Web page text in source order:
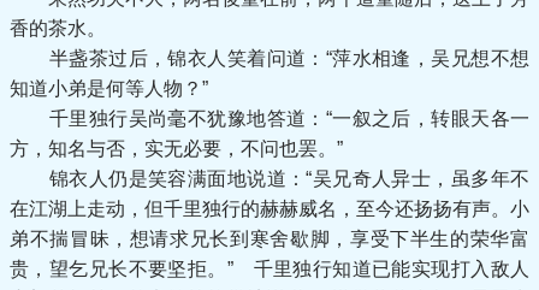
香的茶水。
半盏茶过后，锦衣人笑着问道：“萍水相逢，吴兄想不想
知道小弟是何等人物？”
千里独行吴尚毫不犹豫地答道：“一叙之后，转眼天各一
方，知名与否，实无必要，不问也罢。”
锦衣人仍是笑容满面地说道：“吴兄奇人异士，虽多年不
在江湖上走动，但千里独行的赫赫威名，至今还扬扬有声。小
弟不揣冒昧，想请求兄长到寒舍歇脚，享受下半生的荣华富
贵，望乞兄长不要坚拒。” 千里独行知道已能实现打入敌人